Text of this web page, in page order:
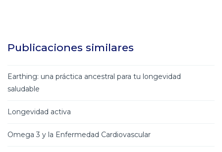
Publicaciones similares
Earthing: una práctica ancestral para tu longevidad
saludable
Longevidad activa
Omega 3 y la Enfermedad Cardiovascular